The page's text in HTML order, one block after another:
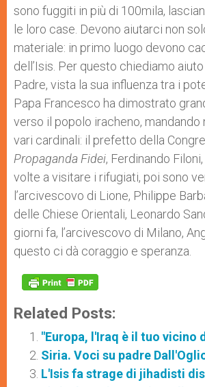
sono fuggiti in più di 100mila,
le loro case. Devono aiutarci non
materiale: in primo luogo devono
dell’Isis. Per questo chiediamo
Padre, vista la sua influenza tra i
Papa Francesco ha dimostrato
verso il popolo iracheno, mandando
vari cardinali: il prefetto della
Propaganda Fidei, Ferdinando
volte a visitare i rifugiati, poi sono
l’arcivescovo di Lione, Philippe
delle Chiese Orientali, Leonardo
giorni fa, l’arcivescovo di Milano,
questo ci dà coraggio e speranza.
Related Posts:
"Europa, l'Iraq è il tuo vicino
Siria. Voci su padre
L'Isis fa strage di jihadisti